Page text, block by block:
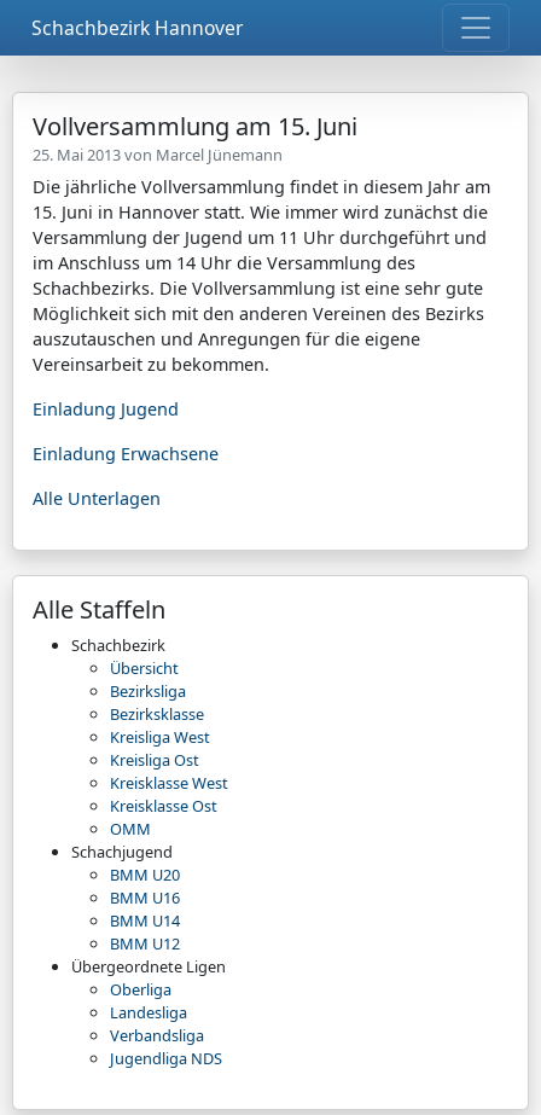
Schachbezirk Hannover
Vollversammlung am 15. Juni
25. Mai 2013 von Marcel Jünemann
Die jährliche Vollversammlung findet in diesem Jahr am
15. Juni in Hannover statt. Wie immer wird zunächst die
Versammlung der Jugend um 11 Uhr durchgeführt und
im Anschluss um 14 Uhr die Versammlung des
Schachbezirks. Die Vollversammlung ist eine sehr gute
Möglichkeit sich mit den anderen Vereinen des Bezirks
auszutauschen und Anregungen für die eigene
Vereinsarbeit zu bekommen.
Einladung Jugend
Einladung Erwachsene
Alle Unterlagen
Alle Staffeln
Schachbezirk
Übersicht
Bezirksliga
Bezirksklasse
Kreisliga West
Kreisliga Ost
Kreisklasse West
Kreisklasse Ost
OMM
Schachjugend
BMM U20
BMM U16
BMM U14
BMM U12
Übergeordnete Ligen
Oberliga
Landesliga
Verbandsliga
Jugendliga NDS